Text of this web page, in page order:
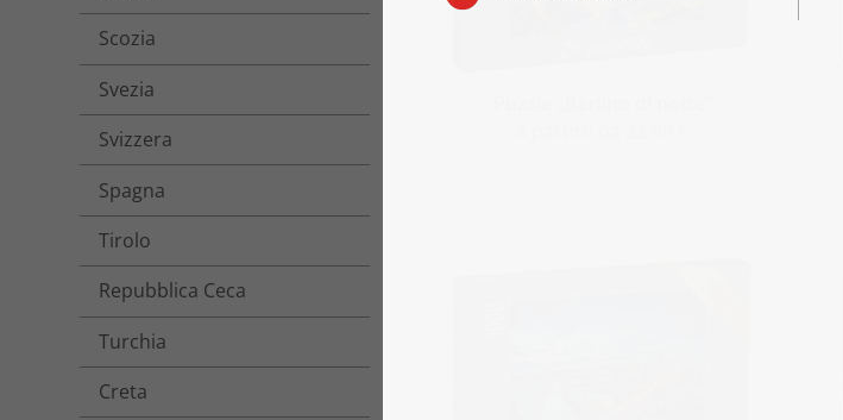
Scozia
Svezia
Svizzera
Spagna
Tirolo
Repubblica Ceca
Turchia
Creta